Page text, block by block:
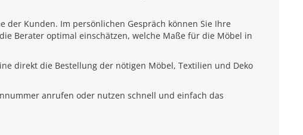
Kunden. Im persönlichen Gespräch können Sie Ihre
Berater optimal einschätzen, welche Maße für die Möbel in
direkt die Bestellung der nötigen Möbel, Textilien und Deko
anrufen oder nutzen schnell und einfach das